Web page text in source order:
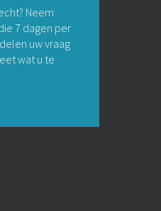
Neem
7 dagen per
uw vraag
wat u te